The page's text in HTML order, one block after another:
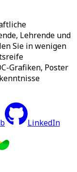
Lehrende und
Sie in wenigen
Grafiken, Poster
LinkedIn